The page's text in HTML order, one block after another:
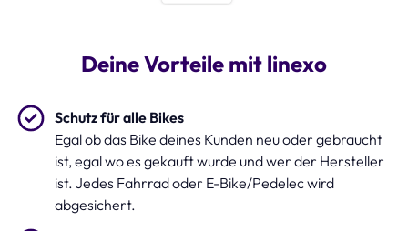
Deine Vorteile mit linexo
Schutz für alle Bikes
Egal ob das Bike deines Kunden neu oder gebraucht
ist, egal wo es gekauft wurde und wer der Hersteller
ist. Jedes Fahrrad oder E-Bike/Pedelec wird
abgesichert.